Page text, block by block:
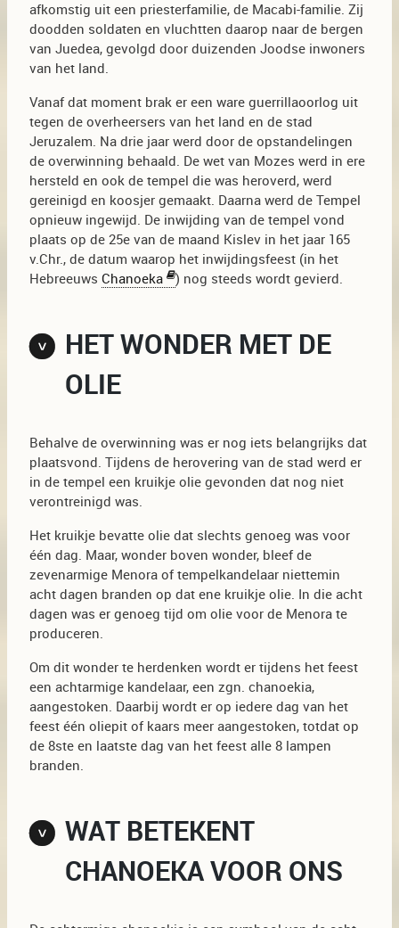
afkomstig uit een priesterfamilie, de Macabi-familie. Zij
doodden soldaten en vluchtten daarop naar de bergen
van Juedea, gevolgd door duizenden Joodse inwoners
van het land.
Vanaf dat moment brak er een ware guerrillaoorlog uit
tegen de overheersers van het land en de stad
Jeruzalem. Na drie jaar werd door de opstandelingen
de overwinning behaald. De wet van Mozes werd in ere
hersteld en ook de tempel die was heroverd, werd
gereinigd en koosjer gemaakt. Daarna werd de Tempel
opnieuw ingewijd. De inwijding van de tempel vond
plaats op de 25e van de maand Kislev in het jaar 165
v.Chr., de datum waarop het inwijdingsfeest (in het
Hebreeuws Chanoeka ) nog steeds wordt gevierd.
HET WONDER MET DE
OLIE
Behalve de overwinning was er nog iets belangrijks dat
plaatsvond. Tijdens de herovering van de stad werd er
in de tempel een kruikje olie gevonden dat nog niet
verontreinigd was.
Het kruikje bevatte olie dat slechts genoeg was voor
één dag. Maar, wonder boven wonder, bleef de
zevenarmige Menora of tempelkandelaar niettemin
acht dagen branden op dat ene kruikje olie. In die acht
dagen was er genoeg tijd om olie voor de Menora te
produceren.
Om dit wonder te herdenken wordt er tijdens het feest
een achtarmige kandelaar, een zgn. chanoekia,
aangestoken. Daarbij wordt er op iedere dag van het
feest één oliepit of kaars meer aangestoken, totdat op
de 8ste en laatste dag van het feest alle 8 lampen
branden.
WAT BETEKENT
CHANOEKA VOOR ONS